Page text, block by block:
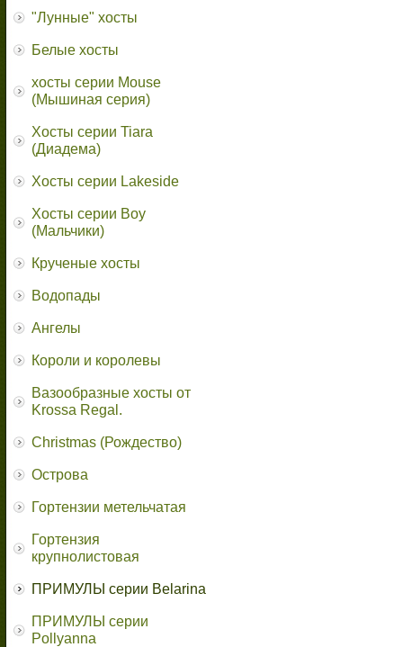
"Лунные" хосты
Белые хосты
хосты серии Mouse
(Мышиная серия)
Хосты серии Tiara
(Диадема)
Хосты серии Lakeside
Хосты серии Boy
(Мальчики)
Крученые хосты
Водопады
Ангелы
Короли и королевы
Вазообразные хосты от
Krossa Regal.
Christmas (Рождество)
Острова
Гортензии метельчатая
Гортензия
крупнолистовая
ПРИМУЛЫ серии Belarina
ПРИМУЛЫ серии
Pollyanna